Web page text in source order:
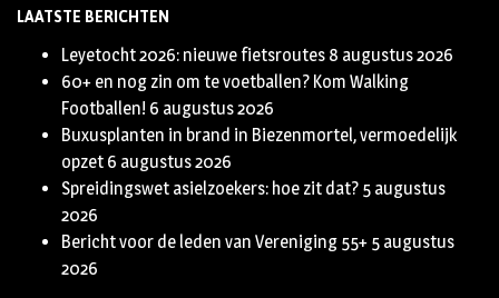
LAATSTE BERICHTEN
Leyetocht 2026: nieuwe fietsroutes 8 augustus 2026
60+ en nog zin om te voetballen? Kom Walking
Footballen! 6 augustus 2026
Buxusplanten in brand in Biezenmortel, vermoedelijk
opzet 6 augustus 2026
Spreidingswet asielzoekers: hoe zit dat? 5 augustus
2026
Bericht voor de leden van Vereniging 55+ 5 augustus
2026